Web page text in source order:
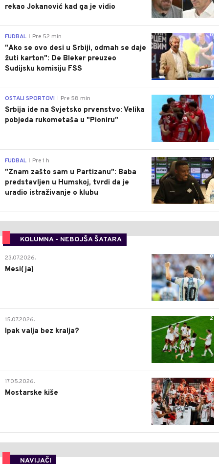
rekao Jokanović kad ga je vidio
0
FUDBAL Pre 52 min
"Ako se ovo desi u Srbiji, odmah se daje
žuti karton": De Bleker preuzeo
Sudijsku komisiju FSS
0
OSTALI SPORTOVI Pre 58 min
Srbija ide na Svjetsko prvenstvo: Velika
pobjeda rukometaša u "Pioniru"
0
FUDBAL Pre 1 h
"Znam zašto sam u Partizanu": Baba
predstavljen u Humskoj, tvrdi da je
uradio istraživanje o klubu
KOLUMNA - NEBOJŠA ŠATARA
0
23.07.2026.
Mesi(ja)
2
15.07.2026.
Ipak valja bez kralja?
0
17.05.2026.
Mostarske kiše
NAVIJAČI